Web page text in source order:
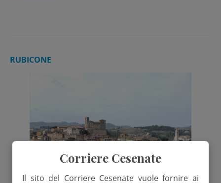
RUBICONE
Corriere Cesenate
Il sito del Corriere Cesenate vuole fornire ai